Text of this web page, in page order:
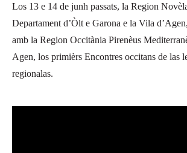
Los 13 e 14 de junh passats, la Region
Departament d’Òlt e Garona e la Vila
amb la Region Occitània Pirenèus
Agen, los primièrs Encontres occitans de las
regionalas.